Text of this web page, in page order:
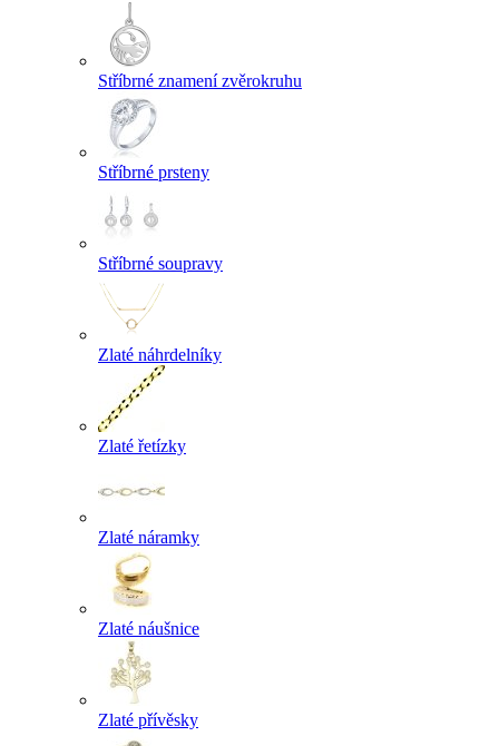
Stříbrné znamení zvěrokruhu
Stříbrné prsteny
Stříbrné soupravy
Zlaté náhrdelníky
Zlaté řetízky
Zlaté náramky
Zlaté náušnice
Zlaté přívěsky